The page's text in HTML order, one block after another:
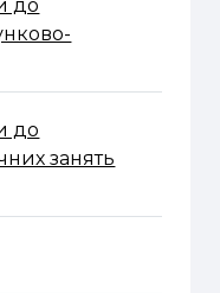
до
до
занять